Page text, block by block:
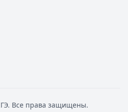
Все права защищены.